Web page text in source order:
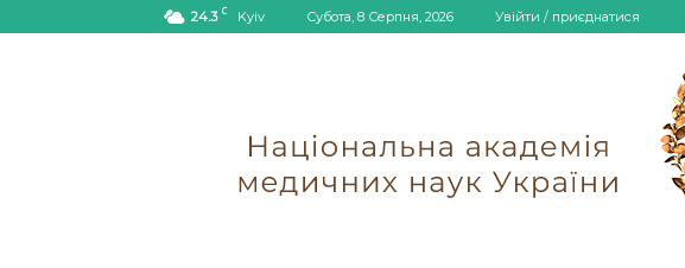
24.3 C Kyiv Субота, 8 Серпня, 2026 Увійти / приєднатися